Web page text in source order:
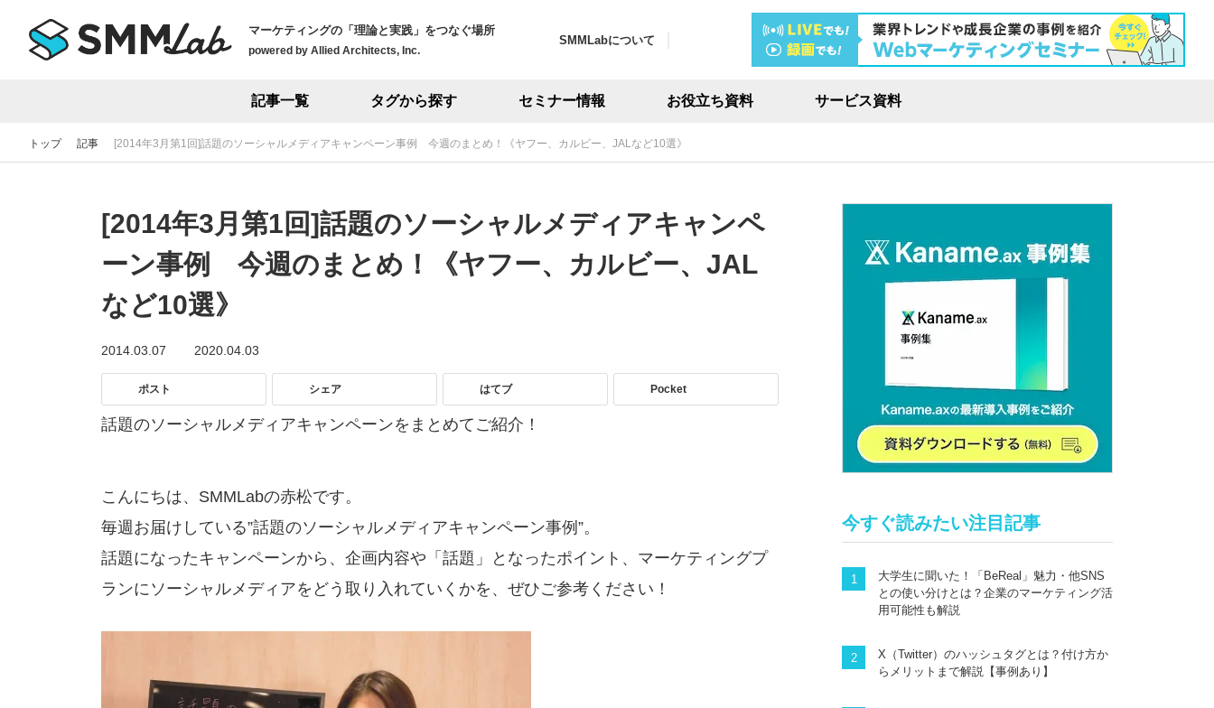
マーケティングの「理論と実践」をつなぐ場所
powered by Allied Architects, Inc.
記事一覧 タグから探す セミナー情報 お役立ち資料 サービス資料
SMMLabについて
トップ 記事 [2014年3月第1回]話題のソーシャルメディアキャンペーン事例 今週のまとめ！《ヤフー、カルビー、JALなど10選》
[2014年3月第1回]話題のソーシャルメディアキャンペ
ーン事例 今週のまとめ！《ヤフー、カルビー、JAL
など10選》
2014.03.07 2020.04.03
ポスト シェア はてブ Pocket
話題のソーシャルメディアキャンペーンをまとめてご紹介！
こんにちは、SMMLabの赤松です。
毎週お届けしている”話題のソーシャルメディアキャンペーン事例”。
話題になったキャンペーンから、企画内容や「話題」となったポイント、マーケティングプ
ランにソーシャルメディアをどう取り入れていくかを、ぜひご参考ください！
今すぐ読みたい注目記事
大学生に聞いた！「BeReal」魅力・他SNS
との使い分けとは？企業のマーケティング活
用可能性も解説
X（Twitter）のハッシュタグとは？付け方か
らメリットまで解説【事例あり】